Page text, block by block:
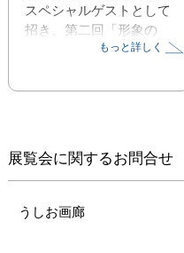
スペシャルゲストとして
招き、第二回「形象の
のご来廊をお待ちしてお
もっと詳しく
展覧会に関するお問合せ
うしお画廊